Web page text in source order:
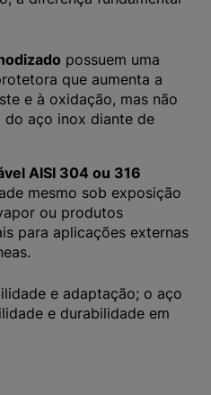
possuem uma
que aumenta a
e à oxidação, mas não
do aço inox diante de
AISI 304 ou 316
mesmo sob exposição
ou produtos
para aplicações externas
e adaptação; o aço
e durabilidade em